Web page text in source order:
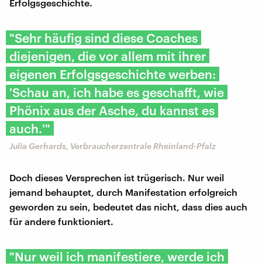
Erfolgsgeschichte.
"Sehr häufig sind diese Coaches
diejenigen, die vor allem mit ihrer
eigenen Erfolgsgeschichte werben:
'Schau an, ich habe es geschafft, wie
Phönix aus der Asche, du kannst es
auch.'"
Julia Gerhards, Verbraucherzentrale Rheinland-Pfalz
Doch dieses Versprechen ist trügerisch. Nur weil
jemand behauptet, durch Manifestation erfolgreich
geworden zu sein, bedeutet das nicht, dass dies auch
für andere funktioniert.
"Nur weil ich manifestiere, werde ich